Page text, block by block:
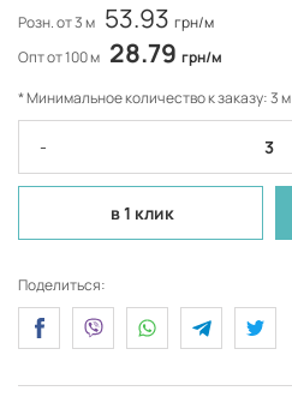
Розн. от 3 м 53.93 грн/м
Опт от 100 м 28.79 грн/м
* Минимальное количество к заказу: 3 м
-
в 1 клик
Поделиться: